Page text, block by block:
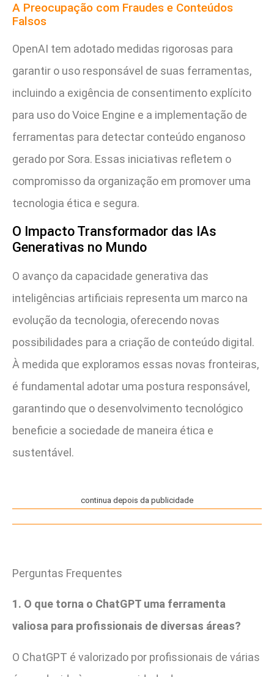
A Preocupação com Fraudes e Conteúdos
Falsos
OpenAI tem adotado medidas rigorosas para
garantir o uso responsável de suas ferramentas,
incluindo a exigência de consentimento explícito
para uso do Voice Engine e a implementação de
ferramentas para detectar conteúdo enganoso
gerado por Sora. Essas iniciativas refletem o
compromisso da organização em promover uma
tecnologia ética e segura.
O Impacto Transformador das IAs
Generativas no Mundo
O avanço da capacidade generativa das
inteligências artificiais representa um marco na
evolução da tecnologia, oferecendo novas
possibilidades para a criação de conteúdo digital.
À medida que exploramos essas novas fronteiras,
é fundamental adotar uma postura responsável,
garantindo que o desenvolvimento tecnológico
beneficie a sociedade de maneira ética e
sustentável.
continua depois da publicidade
Perguntas Frequentes
1. O que torna o ChatGPT uma ferramenta
valiosa para profissionais de diversas áreas?
O ChatGPT é valorizado por profissionais de várias